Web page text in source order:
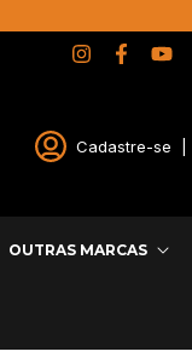
Cadastre-se
OUTRAS MARCAS